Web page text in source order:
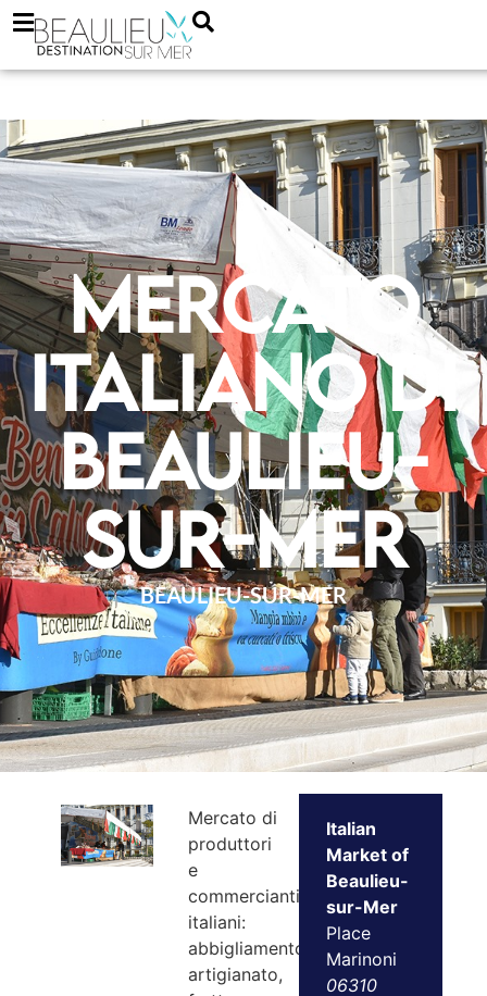
Mercato
italiano di
Beaulieu-
sur-Mer
BEAULIEU-SUR-MER
Mercato di
produttori
e
commercianti
italiani:
abbigliamento,
artigianato,
Italian
Market of
Beaulieu-
sur-Mer
Place
Marinoni
06310